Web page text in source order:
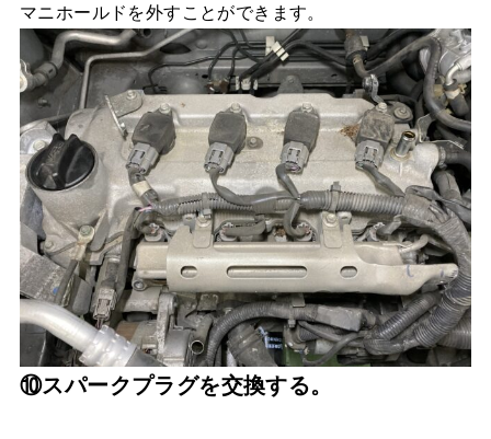
マニホールドを外すことができます。
⑩スパークプラグを交換する。